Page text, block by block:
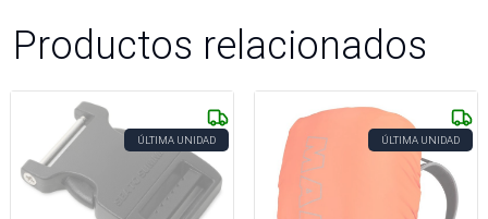
Productos relacionados
ÚLTIMA UNIDAD ÚLTIMA UNIDAD